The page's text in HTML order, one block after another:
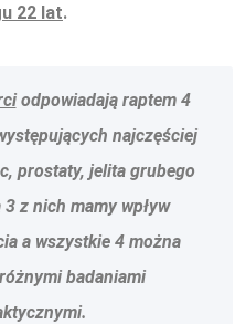
22 lat.
odpowiadają raptem 4
najczęściej
prostaty, jelita grubego
z nich mamy wpływ
a wszystkie 4 można
badaniami